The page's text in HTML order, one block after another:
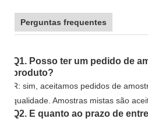
Perguntas frequentes
Q1. Posso ter um pedido de
produto?
R: sim, aceitamos pedidos de
qualidade. Amostras mistas são
Q2. E quanto ao prazo de